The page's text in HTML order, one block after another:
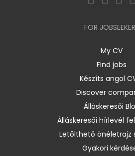
FOR
My CV
Find jobs
Készíts angol
Discover
Álláskeresői
Álláskeresői hírlevél
Letölthető önéletrajz
Gyakori